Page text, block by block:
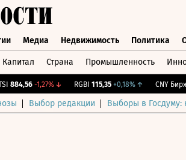
Медиа Недвижимость Политика
Капитал Страна Промышленность
884,56 -1,27%↓ RGBI 115,35 +0,18%↑ CNY Бирж.
Выбор редакции Выборы в Госдуму: